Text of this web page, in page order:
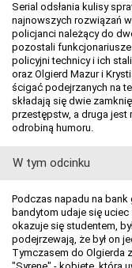
Serial odsłania kulisy
najnowszych rozwiązań
policjanci należący do
pozostali
policyjni technicy i ich
oraz Olgierd Mazur i
ścigać podejrzanych na
składają się dwie
przestępstw, a druga
odrobiną humoru.
W tym odcinku
Podczas napadu na bank
bandytom udaje się
okazuje się studentem,
podejrzewają, że był on
Tymczasem do Olgierda